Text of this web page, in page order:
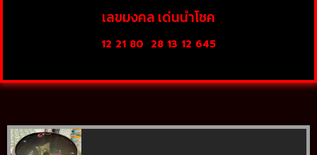
เลขมงคล เด่นนำโชค
12 21 80 28 13 12 645